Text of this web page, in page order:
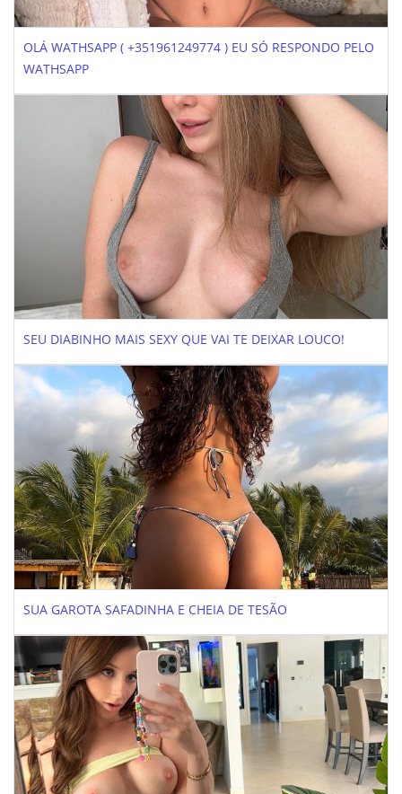
OLÁ WATHSAPP ( +351961249774 ) EU SÓ RESPONDO PELO
WATHSAPP
SEU DIABINHO MAIS SEXY QUE VAI TE DEIXAR LOUCO!
SUA GAROTA SAFADINHA E CHEIA DE TESÃO